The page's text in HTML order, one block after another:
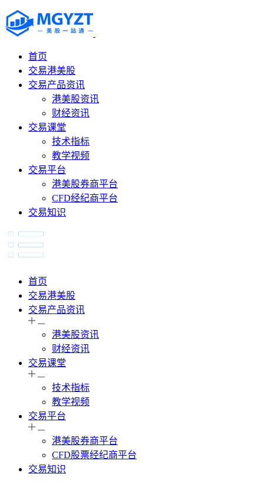
首页
交易港美股
交易产品资讯
港美股资讯
财经资讯
交易课堂
技术指标
教学视频
交易平台
港美股券商平台
CFD经纪商平台
交易知识
首页
交易港美股
交易产品资讯
港美股资讯
财经资讯
交易课堂
技术指标
教学视频
交易平台
港美股券商平台
CFD股票经纪商平台
交易知识